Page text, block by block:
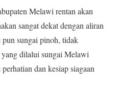
Melawi rentan akan
sangat dekat dengan aliran
sungai pinoh, tidak
dilalui sungai Melawi
dan kesiap siagaan